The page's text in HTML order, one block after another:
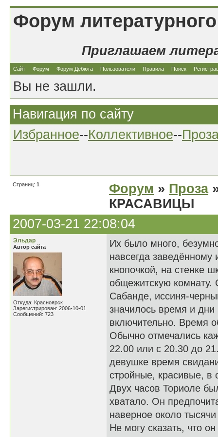
Форум
Приглашаем
Сайт Форум Форум Дебюта Пользователи Правила Поиск
Вы не зашли.
Навигация по сайту
Избранное--Коллективное--
Страниц: 1 Форум » Проза
КРАСАВИЦЫ
2007-03-21 22:08:04
Эльдар
Автор сайта
Откуда: Красноярск
Зарегистрирован: 2006-10-01
Сообщений: 723
Их было много,
навсегда
кнопочкой, на стенке
общежитскую комнату.
Сабанде, иссиня-
значилось время и дни
включительно. Время
Обычно отмечались
22.00 или с 20.30 до
девушке время
стройные, красивые, в
Двух часов Ториоле
хватало. Он
наверное около
Не могу сказать, что